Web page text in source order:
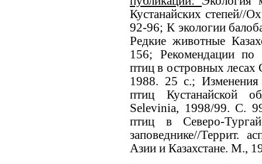
Кустанайских
92-96; К экологии
Редкие животные
156; Рекомендации
птиц в островных лесах
1988. 25 с.;
птиц Кустанайской
Selevinia, 1998/99. С.
птиц в Северо-
заповеднике//Террит.
Азии и Казахстане. М.,